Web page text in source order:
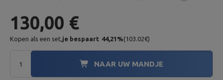
130,00 €
Kopen als een set,je bespaart 44,21 %(103.02€)
NAAR UW MANDJE